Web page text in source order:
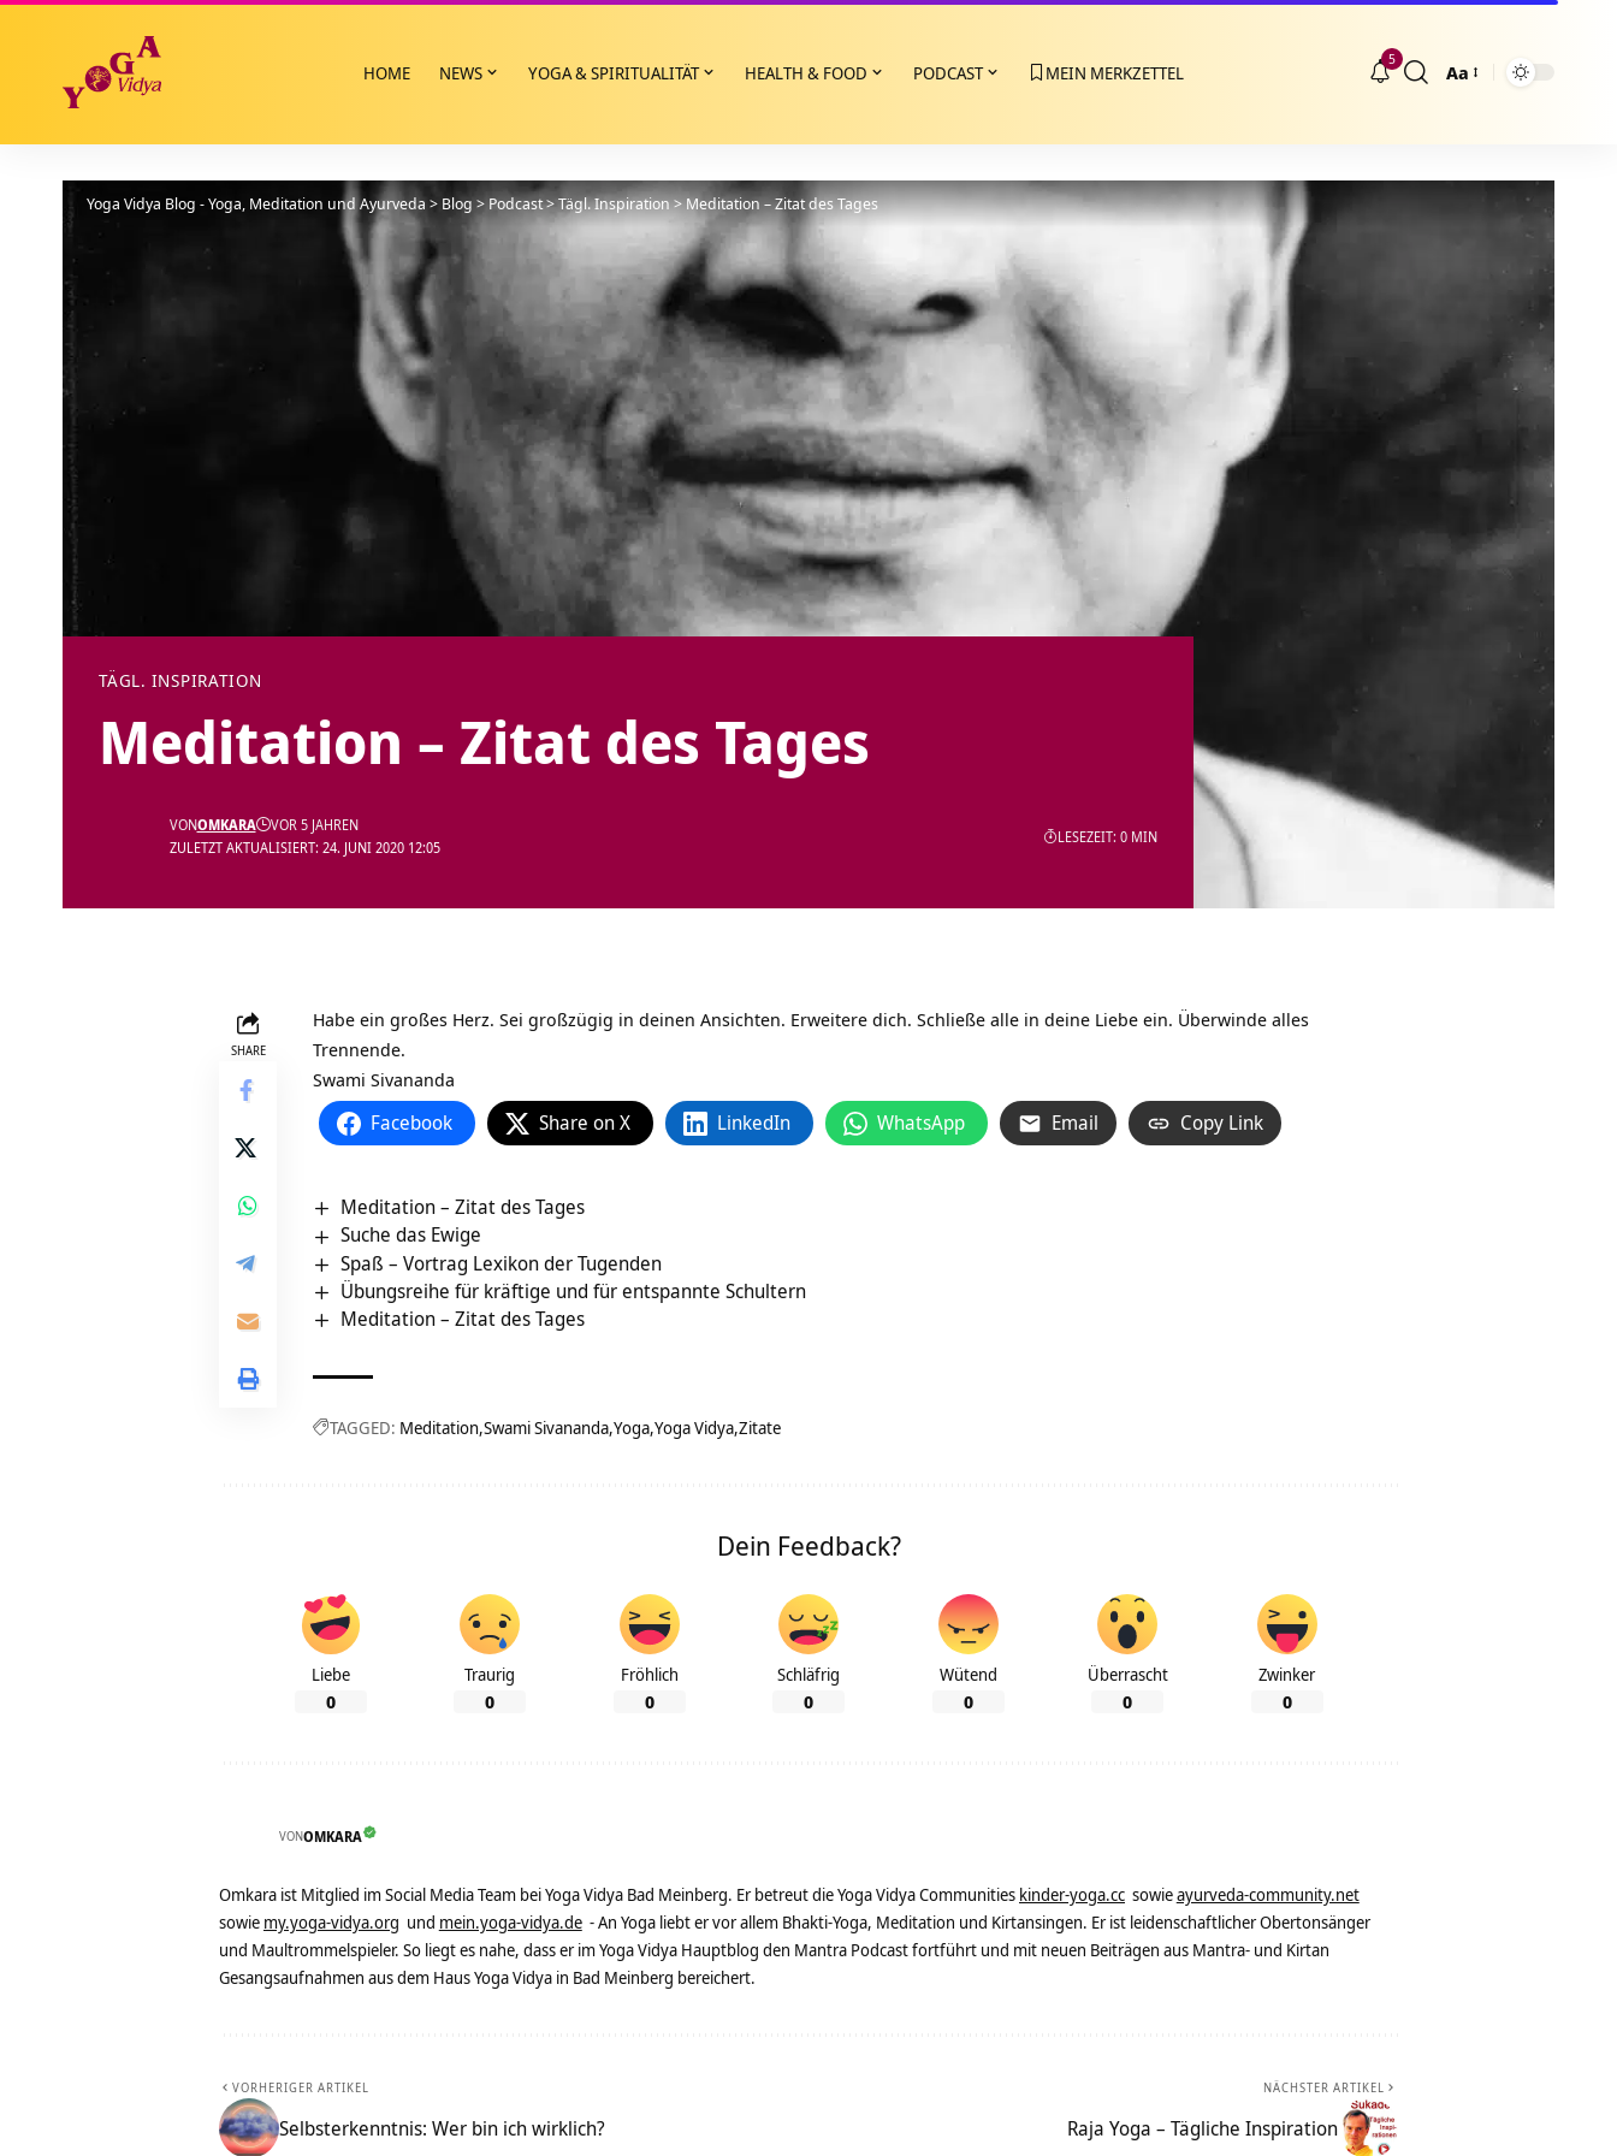
HOME NEWS YOGA & SPIRITUALITÄT HEALTH & FOOD PODCAST MEIN MERKZETTEL
5
Größenänderung
Aa
Yoga Vidya Blog - Yoga, Meditation und Ayurveda > Blog > Podcast>Tägl. Inspiration>Meditation – Zitat des Tages
TÄGL. INSPIRATION
Meditation – Zitat des Tages
ZULETZT AKTUALISIERT: 24. JUNI 2020 12:05
VONOMKARA VOR 5 JAHREN
LESEZEIT: 0 MIN
SHARE
Habe ein großes Herz. Sei großzügig in deinen Ansichten. Erweitere dich. Schließe alle in deine Liebe ein. Überwinde alles
Trennende.
Swami Sivananda
Facebook Share on X LinkedIn WhatsApp Email Copy Link
Meditation – Zitat des Tages
Suche das Ewige
Spaß – Vortrag Lexikon der Tugenden
Übungsreihe für kräftige und für entspannte Schultern
Meditation – Zitat des Tages
TAGGED: Meditation Swami Sivananda Yoga Yoga Vidya Zitate
Dein Feedback?
Liebe
0
Traurig
0
Fröhlich
0
Schläfrig
0
Wütend
0
Überrascht
0
Zwinker
0
VONOMKARA
Omkara ist Mitglied im Social Media Team bei Yoga Vidya Bad Meinberg. Er betreut die Yoga Vidya Communities kinder-yoga.cc sowieayurveda-community.net
sowie my.yoga-vidya.org und mein.yoga-vidya.de - An Yoga liebt er vor allem Bhakti-Yoga, Meditation und Kirtansingen. Er ist leidenschaftlicher Obertonsänger
und Maultrommelspieler. So liegt es nahe, dass er im Yoga Vidya Hauptblog den Mantra Podcast fortführt und mit neuen Beiträgen aus Mantra- und Kirtan
Gesangsaufnahmen aus dem Haus Yoga Vidya in Bad Meinberg bereichert.
VORHERIGER ARTIKEL
Selbsterkenntnis: Wer bin ich wirklich?
NÄCHSTER ARTIKEL
Raja Yoga – Tägliche Inspiration